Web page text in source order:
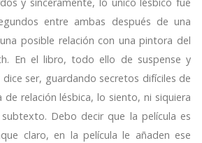
y sinceramente, lo único lésbico fue
entre ambas después de una
posible relación con una pintora del
En el libro, todo ello de suspense y
ser, guardando secretos difíciles de
relación lésbica, lo siento, ni siquiera
Debo decir que la película es
claro, en la película le añaden ese